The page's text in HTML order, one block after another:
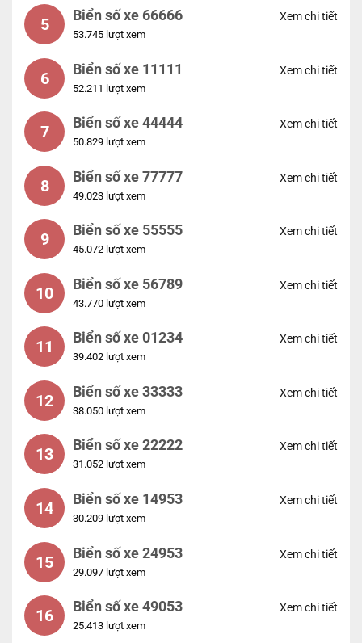
5 Biển số xe 66666
53.745 lượt xem
Xem chi tiết
6 Biển số xe 11111
52.211 lượt xem
Xem chi tiết
7 Biển số xe 44444
50.829 lượt xem
Xem chi tiết
8 Biển số xe 77777
49.023 lượt xem
Xem chi tiết
9 Biển số xe 55555
45.072 lượt xem
Xem chi tiết
10 Biển số xe 56789
43.770 lượt xem
Xem chi tiết
11 Biển số xe 01234
39.402 lượt xem
Xem chi tiết
12 Biển số xe 33333
38.050 lượt xem
Xem chi tiết
13 Biển số xe 22222
31.052 lượt xem
Xem chi tiết
14 Biển số xe 14953
30.209 lượt xem
Xem chi tiết
15 Biển số xe 24953
29.097 lượt xem
Xem chi tiết
16 Biển số xe 49053
25.413 lượt xem
Xem chi tiết